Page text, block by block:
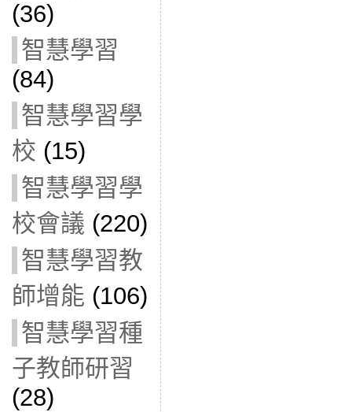
(36)
智慧學習
(84)
智慧學習學
校 (15)
智慧學習學
校會議 (220)
智慧學習教
師增能 (106)
智慧學習種
子教師研習
(28)